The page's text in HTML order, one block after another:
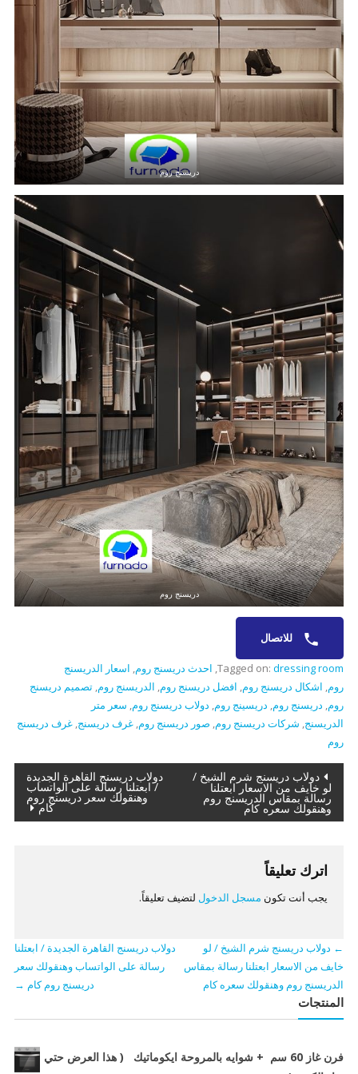
دريسنج روم
دريسنج روم
للاتصال
Tagged on:dressing room
, احدث دريسنج روم, اسعار الدريسنج
روم, اشكال دريسنج روم, افضل دريسنج روم, الدريسنج روم, تصميم دريسنج
روم, دريسنج روم, دريسينج روم, دولاب دريسنج روم, سعر متر
الدريسنج, شركات دريسنج روم, صور دريسنج روم, غرف دريسنج, غرف دريسنج
روم
تصفّح
المقالات
دولاب دريسنج شرم الشيخ /
لو خايف من الاسعار ابعتلنا
رسالة بمقاس الدريسنج روم
وهنقولك سعره كام
دولاب دريسنج القاهرة الجديدة
/ ابعتلنا رسالة على الواتساب
وهنقولك سعر دريسنج روم
كام
اترك تعليقاً
يجب أنت تكون مسجل الدخول لتضيف تعليقاً.
← دولاب دريسنج شرم الشيخ / لو
خايف من الاسعار ابعتلنا رسالة بمقاس
الدريسنج روم وهنقولك سعره كام
دولاب دريسنج القاهرة الجديدة / ابعتلنا
رسالة على الواتساب وهنقولك سعر
دريسنج روم كام →
المنتجات
فرن غاز 60 سم + شوايه بالمروحة ايكوماتيك ( هذا العرض حتي